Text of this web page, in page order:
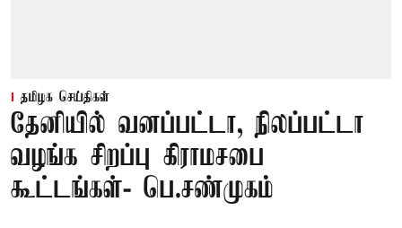
தமிழக செய்திகள்
தேனியில் வனப்பட்டா, நிலப்பட்டா
வழங்க சிறப்பு கிராமசபை
கூட்டங்கள்- பெ.சண்முகம்